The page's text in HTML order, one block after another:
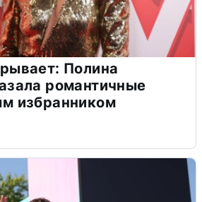
Полина
романтичные
избранником